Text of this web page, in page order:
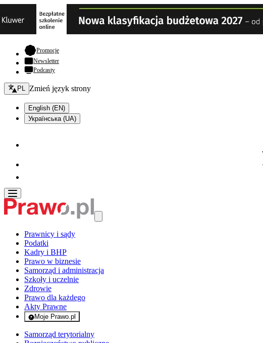
Promocje- otwiera się w nowej karcie
Newsletter
Podcasty
Zmień język - bieżący:
PL Zmień język strony
English (EN)
Українська (UA)
Prawnicy i sądy
Podatki
Kadry i BHP
Prawo w biznesie
Samorząd i administracja
Szkoły i uczelnie
Zdrowie
Prawo dla każdego
Akty Prawne
Moje Prawo.pl
- rejestracja i logowanie do serwisu
Samorząd terytorialny